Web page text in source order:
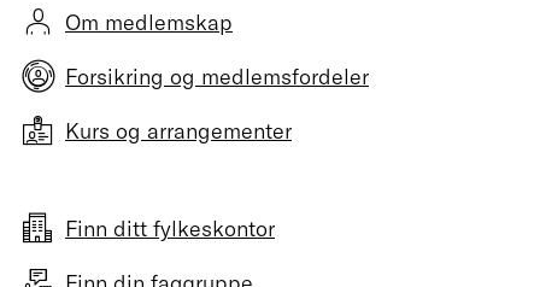
Om medlemskap
Forsikring og medlemsfordeler
Kurs og arrangementer
Finn ditt fylkeskontor